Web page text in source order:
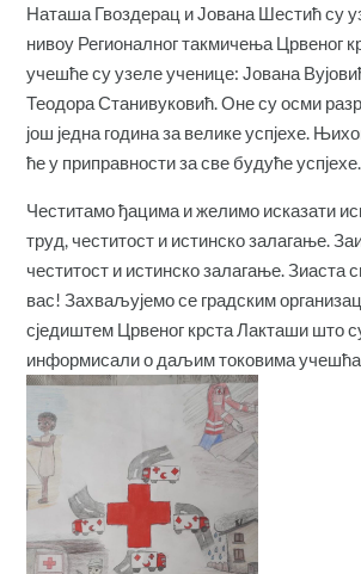
Наташа Гвоздерац и Јована Шестић су
нивоу Регионалног такмичења Црвеног
учешће су узеле ученице: Јована
Теодора Станивуковић. Оне су осми
још једна година за велике успјехе.
ће у приправности за све будуће успјехе.
Честитамо ђацима и желимо исказати
труд, честитост и истинско залагање.
честитост и истинско залагање. Зиаста
вас! Захваљујемо се градским
сједиштем Црвеног крста Лакташи што
информисали о даљим токовима учешћа.